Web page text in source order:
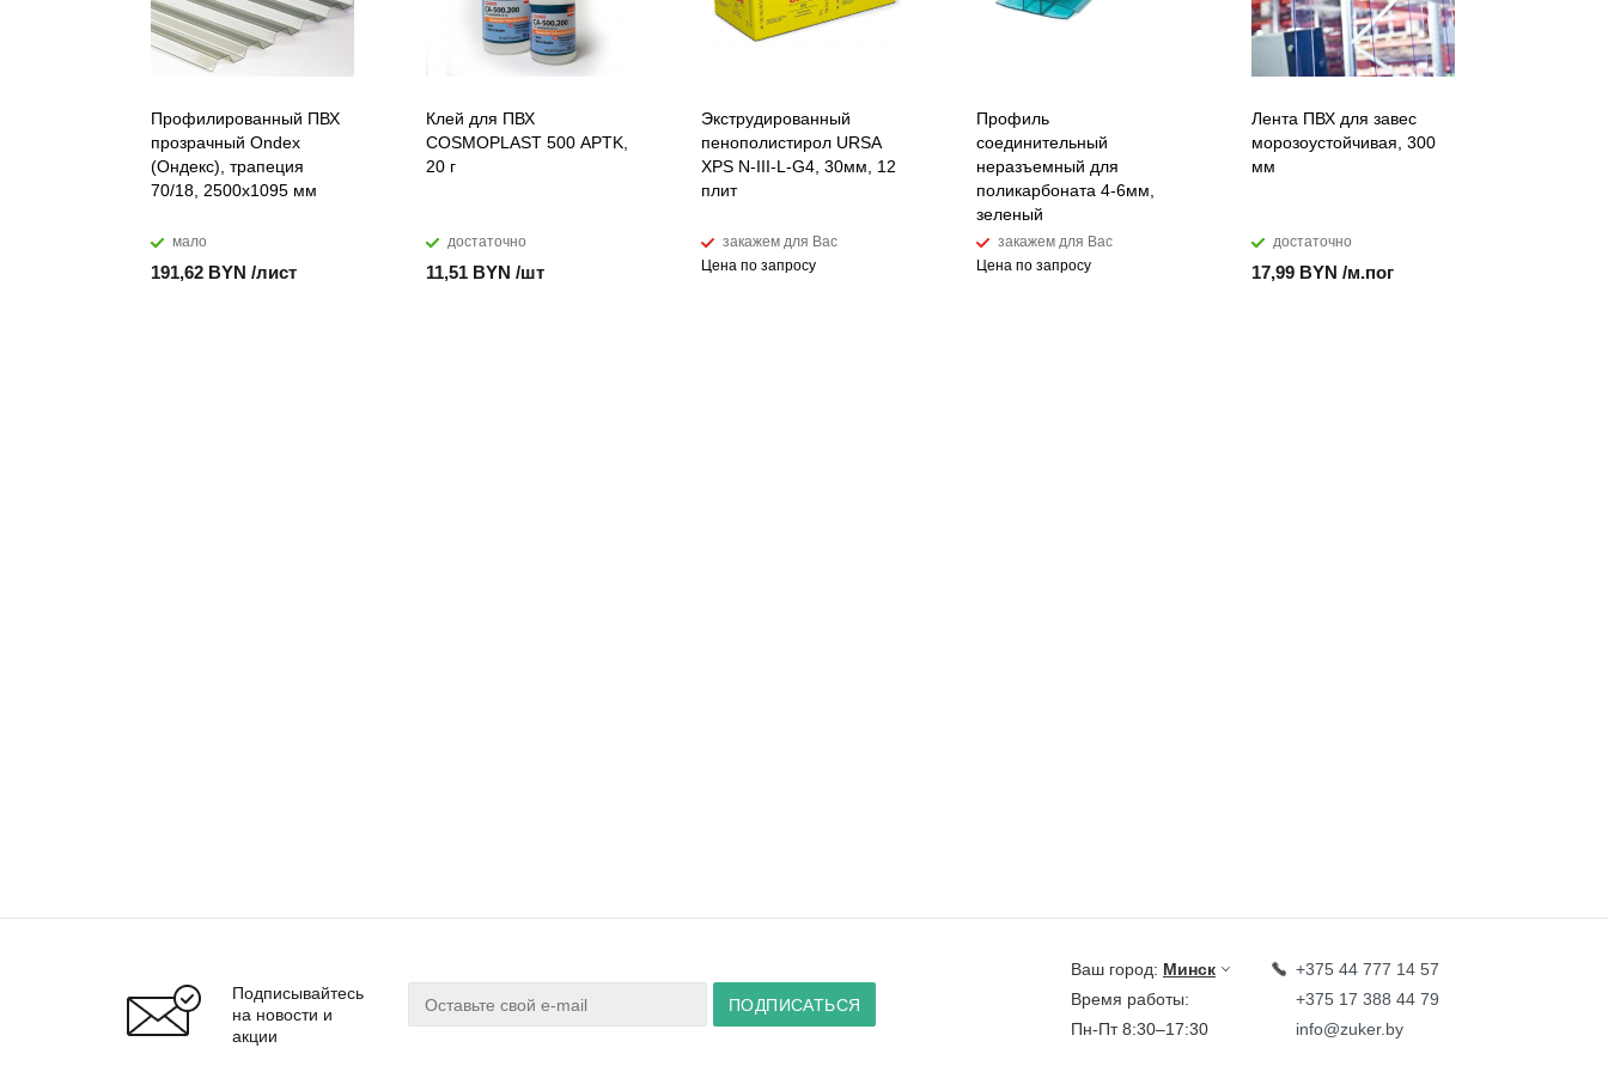
Профилированный ПВХ
прозрачный Ondex
(Ондекс), трапеция
70/18, 2500х1095 мм
мало
191,62 BYN /лист
Клей для ПВХ
COSMOPLAST 500 APTK,
20 г
достаточно
11,51 BYN /шт
Экструдированный
пенополистирол URSA
XPS N-III-L-G4, 30мм, 12
плит
закажем для Вас
Цена по запросу
Профиль
соединительный
неразъемный для
поликарбоната 4-6мм,
зеленый
закажем для Вас
Цена по запросу
Лента ПВХ для завес
морозоустойчивая, 300
мм
достаточно
17,99 BYN /м.пог
Подписывайтесь
на новости и
акции
Ваш город: Минск
Время работы:
Пн-Пт 8:30–17:30
+375 44 777 14 57
+375 17 388 44 79
info@zuker.by